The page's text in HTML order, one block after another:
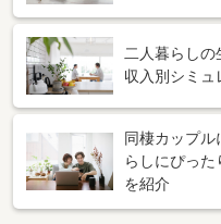
二人暮らしの
収入別シミュ
同棲カップル
らしにぴっ
を紹介